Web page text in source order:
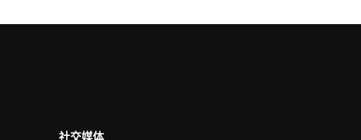
社交媒体